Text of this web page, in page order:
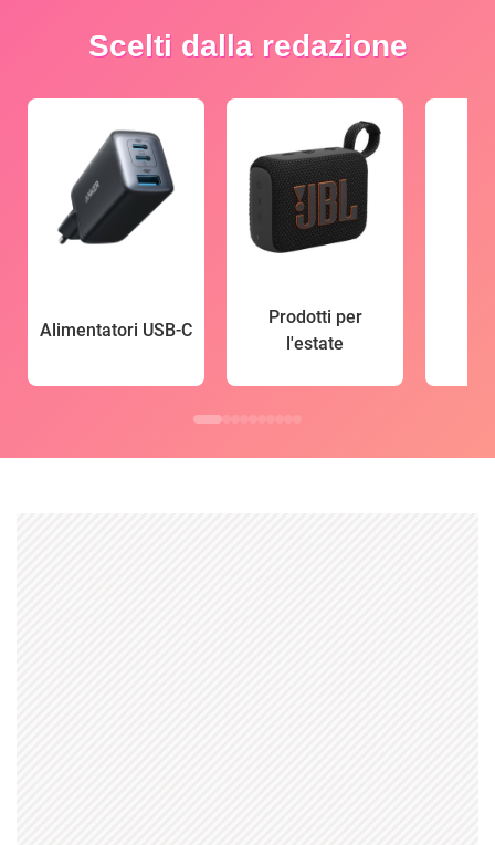
Scelti dalla redazione
Alimentatori USB-C
Prodotti per
l'estate